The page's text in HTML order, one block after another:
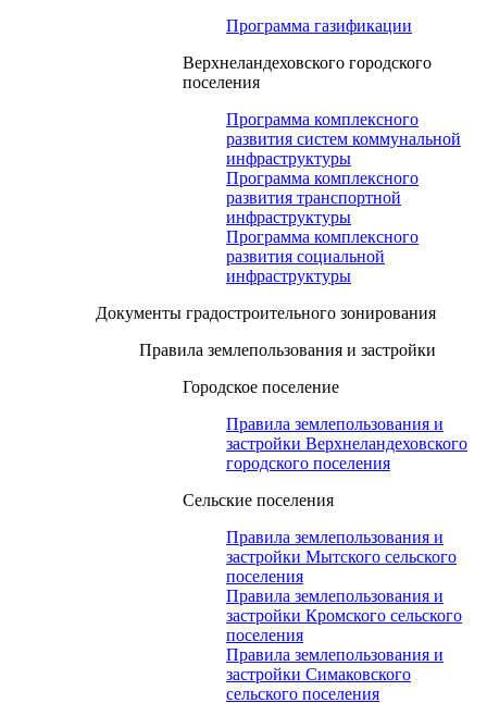
Программа газификации
Верхнеландеховского городского
поселения
Программа комплексного
развития систем коммунальной
инфраструктуры
Программа комплексного
развития транспортной
инфраструктуры
Программа комплексного
развития социальной
инфраструктуры
Документы градостроительного зонирования
Правила землепользования и застройки
Городское поселение
Правила землепользования и
застройки Верхнеландеховского
городского поселения
Сельские поселения
Правила землепользования и
застройки Мытского сельского
поселения
Правила землепользования и
застройки Кромского сельского
поселения
Правила землепользования и
застройки Симаковского
сельского поселения